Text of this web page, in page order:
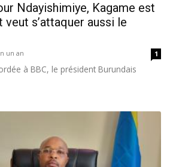
Ndayishimiye, Kagame est
s’attaquer aussi le
un an 1
à BBC, le président Burundais